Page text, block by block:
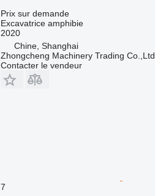
Prix sur demande
Excavatrice amphibie
2020
Chine, Shanghai
Zhongcheng Machinery Trading Co.,Ltd
Contacter le vendeur
7